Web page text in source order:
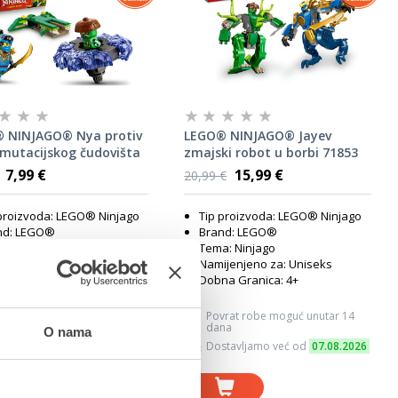
O nama
NINJAGO® Nya protiv
čudovišta
7,99 €
LEGO® Ninjago
LEGO®
za: Uniseks
Granica: 6+
LEGO® NINJAGO® Jayev
zmajski robot u borbi 71853
20,99 € 15,99 €
Tip proizvoda: LEGO® Ninjago
Brand: LEGO®
Tema: Ninjago
Namijenjeno za: Uniseks
Dobna Granica: 4+
Povrat robe moguć unutar 14
dana
Dostavljamo već od 07.08.2026